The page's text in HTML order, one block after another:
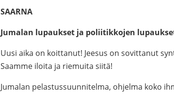
SAARNA
Jumalan lupaukset ja poliitikkojen
Uusi aika on koittanut! Jeesus on sovittanut
Saamme iloita ja riemuita siitä!
Jumalan pelastussuunnitelma, ohjelma koko